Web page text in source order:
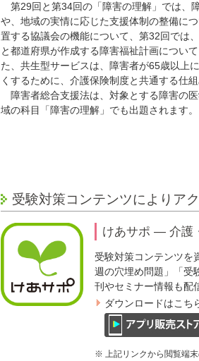
第29回と第34回の「障害の理解」では、
や、地域の実情に応じた支援体制の整備に
置する協議会の機能について、第32回では
と都道府県が作成する障害福祉計画につい
た、共生型サービスは、障害者が65歳以上
くするために、介護保険制度と共通する仕
障害者総合支援法は、対象とする障害の
域の科目「障害の理解」でも出題されます。
受験対策コンテンツによりア
けあサポ ― 介護
受験対策コンテンツを
週の穴埋め問題」「受
刊やセミナー情報も配
ダウンロードはこち
※ 上記リンクから閲覧端